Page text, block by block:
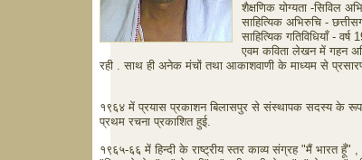
शैक्षणिक योग्यता -सिविल
साहित्यिक अभिरुचि -
साहित्यिक गतिविधियाँ -
एवम कविता लेखन में गहन
रही . साथ ही अनेक मंचों तथा आकाशवाणी के माध्यम से
१९६४ में प्रयास प्रकाशन बिलासपुर से संस्थापक सदस्य के रूप
प्रथम रचना प्रकाशित हुई.
१९६५-६६ में हिन्दी के राष्ट्रीय स्तर काव्य संग्रह "मैं भारत